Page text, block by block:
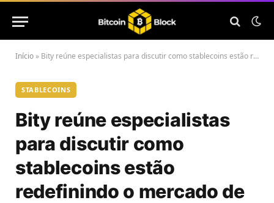
Início » Bity reúne especialistas para discutir como stablecoins estão redefinindo o mercado de câmbio
STABLECOINS
Bity reúne especialistas
para discutir como
stablecoins estão
redefinindo o mercado de